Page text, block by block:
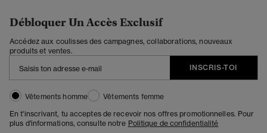
Débloquer Un Accès Exclusif
Accédez aux coulisses des campagnes, collaborations, nouveaux
produits et ventes.
INSCRIS-TOI
Vêtements homme
Vêtements femme
En t'inscrivant, tu acceptes de recevoir nos offres promotionnelles. Pour
plus d'informations, consulte notre Politique de confidentialité